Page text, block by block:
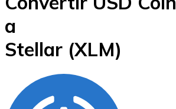
Bitcoin
a
Stellar (XLM)